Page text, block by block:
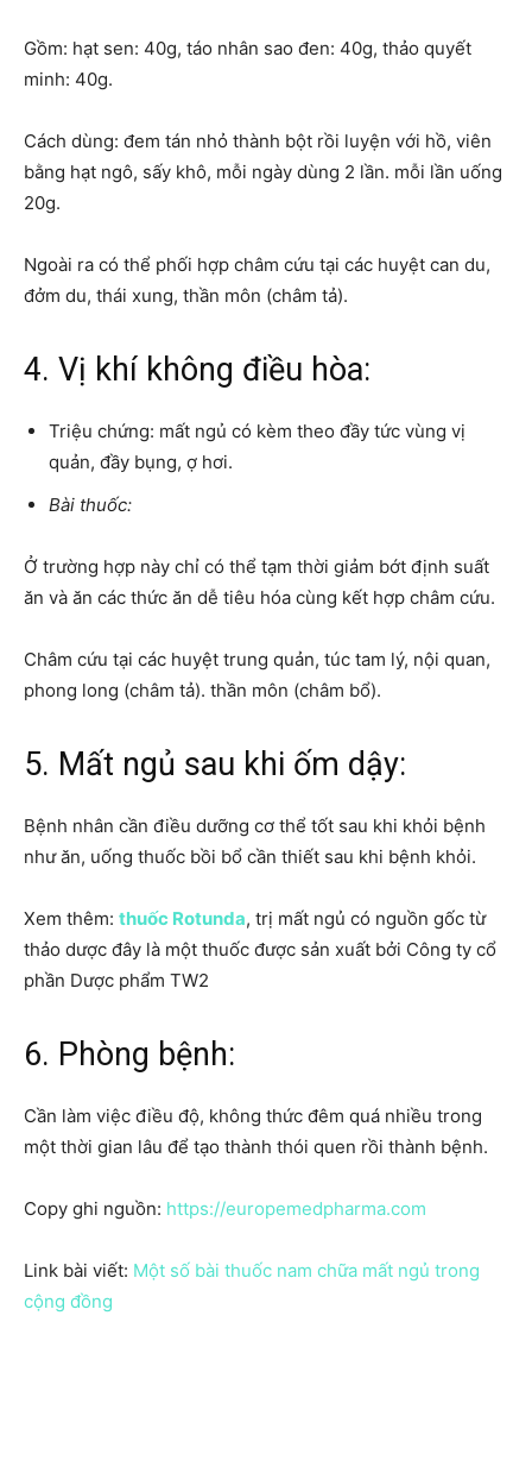
Gồm: hạt sen: 40g, táo nhân sao đen: 40g, thảo quyết
minh: 40g.
Cách dùng: đem tán nhỏ thành bột rồi luyện với hồ, viên
bằng hạt ngô, sấy khô, mỗi ngày dùng 2 lần. mỗi lần uống
20g.
Ngoài ra có thể phối hợp châm cứu tại các huyệt can du,
đởm du, thái xung, thần môn (châm tả).
4. Vị khí không điều hòa:
Triệu chứng: mất ngủ có kèm theo đầy tức vùng vị
quản, đầy bụng, ợ hơi.
Bài thuốc:
Ở trường hợp này chỉ có thể tạm thời giảm bớt định suất
ăn và ăn các thức ăn dễ tiêu hóa cùng kết hợp châm cứu.
Châm cứu tại các huyệt trung quản, túc tam lý, nội quan,
phong long (châm tả). thần môn (châm bổ).
5. Mất ngủ sau khi ốm dậy:
Bệnh nhân cần điều dưỡng cơ thể tốt sau khi khỏi bệnh
như ăn, uống thuốc bồi bổ cần thiết sau khi bệnh khỏi.
Xem thêm: thuốc Rotunda, trị mất ngủ có nguồn gốc từ
thảo dược đây là một thuốc được sản xuất bởi Công ty cổ
phần Dược phẩm TW2
6. Phòng bệnh:
Cần làm việc điều độ, không thức đêm quá nhiều trong
một thời gian lâu để tạo thành thói quen rồi thành bệnh.
Copy ghi nguồn: https://europemedpharma.com
Link bài viết: Một số bài thuốc nam chữa mất ngủ trong
cộng đồng